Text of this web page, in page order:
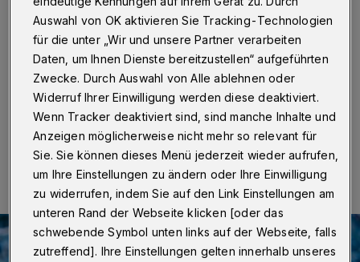
Wuppertal·Das Wuppertaler Fundbüro versteigert am
Mittwoch (25. August 2021) ab 16:30 Uhr Fahrräder
auf dem Rathausvorplatz in Barmen.
10.08.2021 , 18:00 Uhr Eine Minute Lesezeit
Auswahl von OK aktivieren Sie Tracking-Technologien
für die unter „Wir und unsere Partner verarbeiten
Daten, um Ihnen Dienste bereitzustellen“ aufgeführten
Zwecke. Durch Auswahl von Alle ablehnen oder
Widerruf Ihrer Einwilligung werden diese deaktiviert.
Wenn Tracker deaktiviert sind, sind manche Inhalte und
Anzeigen möglicherweise nicht mehr so relevant für
Sie. Sie können dieses Menü jederzeit wieder aufrufen,
um Ihre Einstellungen zu ändern oder Ihre Einwilligung
zu widerrufen, indem Sie auf den Link Einstellungen am
unteren Rand der Webseite klicken [oder das
schwebende Symbol unten links auf der Webseite, falls
zutreffend]. Ihre Einstellungen gelten innerhalb unseres